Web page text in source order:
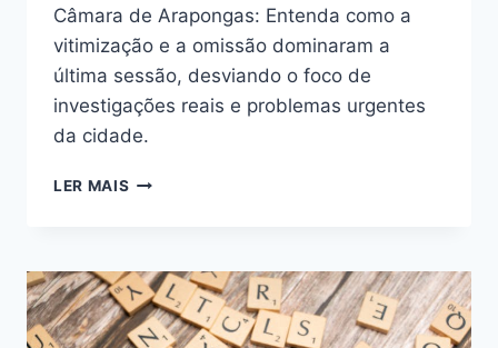
Câmara de Arapongas: Entenda como a
vitimização e a omissão dominaram a
última sessão, desviando o foco de
investigações reais e problemas urgentes
da cidade.
LER MAIS CÂMARA
E
OMISSÃO
NO
PLENÁRIO